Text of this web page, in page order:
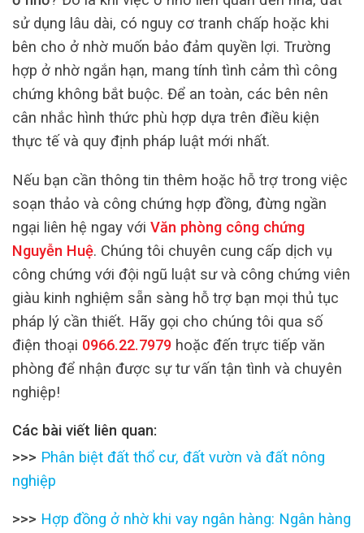
sử dụng lâu dài, có nguy cơ tranh chấp hoặc khi
bên cho ở nhờ muốn bảo đảm quyền lợi. Trường
hợp ở nhờ ngắn hạn, mang tính tình cảm thì công
chứng không bắt buộc. Để an toàn, các bên nên
cân nhắc hình thức phù hợp dựa trên điều kiện
thực tế và quy định pháp luật mới nhất.
Nếu bạn cần thông tin thêm hoặc hỗ trợ trong việc
soạn thảo và công chứng hợp đồng, đừng ngần
ngại liên hệ ngay với Văn phòng công chứng
Nguyễn Huệ. Chúng tôi chuyên cung cấp dịch vụ
công chứng với đội ngũ luật sư và công chứng viên
giàu kinh nghiệm sẵn sàng hỗ trợ bạn mọi thủ tục
pháp lý cần thiết. Hãy gọi cho chúng tôi qua số
điện thoại 0966.22.7979 hoặc đến trực tiếp văn
phòng để nhận được sự tư vấn tận tình và chuyên
nghiệp!
Các bài viết liên quan:
>>> Phân biệt đất thổ cư, đất vườn và đất nông
nghiệp
>>> Hợp đồng ở nhờ khi vay ngân hàng: Ngân hàng